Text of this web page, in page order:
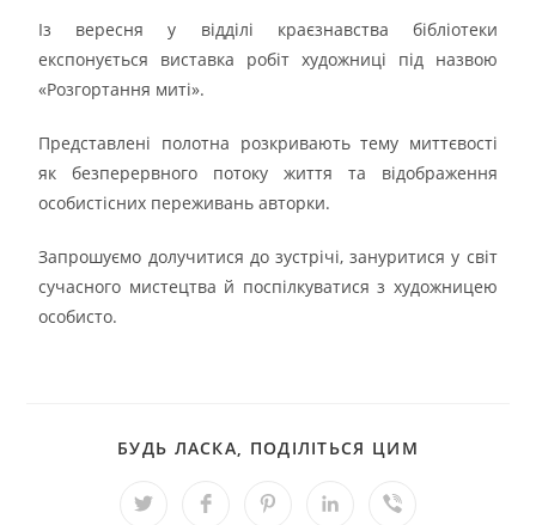
Із вересня у відділі краєзнавства бібліотеки
експонується виставка робіт художниці під назвою
«Розгортання миті».
Представлені полотна розкривають тему миттєвості
як безперервного потоку життя та відображення
особистісних переживань авторки.
Запрошуємо долучитися до зустрічі, зануритися у світ
сучасного мистецтва й поспілкуватися з художницею
особисто.
БУДЬ ЛАСКА, ПОДІЛІТЬСЯ ЦИМ